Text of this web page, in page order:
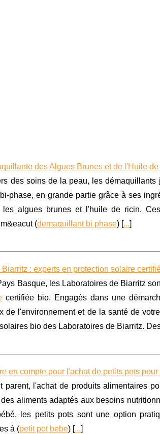
des Algues Brunes et de l'Huile
des soins de la peau, les
phase, en grande partie grâce à ses
les algues brunes et l'huile de ricin.
(demaquillant bi phase) [...]
Biarritz : experts en protection solaire
Basque, les Laboratoires de Biarritz
certifiée bio. Engagés dans une
de l'environnement et de la santé de
bio des Laboratoires de Biarritz.
en compte pour l'achat de petits pots
parent, l'achat de produits alimentaires
aliments adaptés aux besoins
les petits pots sont une option
à (petit pot bebe) [...]